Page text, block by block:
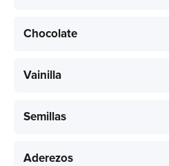
Chocolate
Vainilla
Semillas
Aderezos